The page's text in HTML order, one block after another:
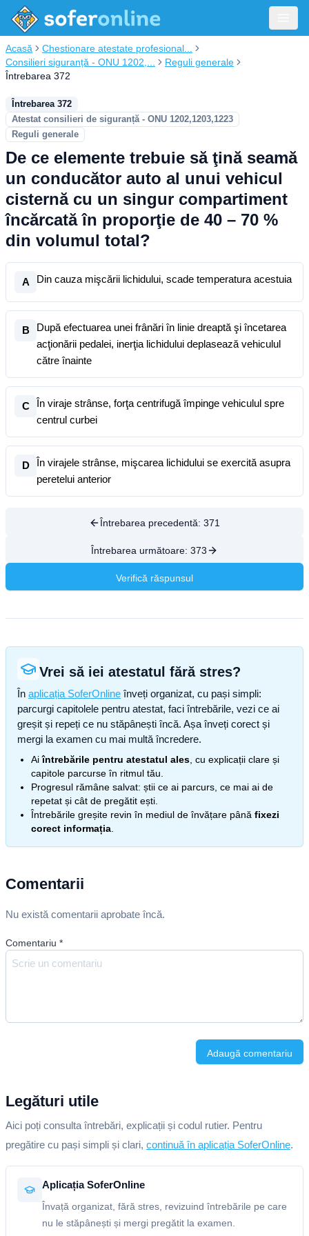
Acasă
Chestionare atestate profesional...
Consilieri siguranță - ONU 1202,...
Reguli generale
Întrebarea 372
Întrebarea 372
Atestat consilieri de siguranță - ONU 1202,1203,1223
Reguli generale
De ce elemente trebuie să ţină seamă
un conducător auto al unui vehicul
cisternă cu un singur compartiment
încărcată în proporţie de 40 – 70 %
din volumul total?
A Din cauza mişcării lichidului, scade temperatura acestuia
B
După efectuarea unei frânări în linie dreaptă şi încetarea
acţionării pedalei, inerţia lichidului deplasează vehiculul
către înainte
C
În viraje strânse, forţa centrifugă împinge vehiculul spre
centrul curbei
D
În virajele strânse, mişcarea lichidului se exercită asupra
peretelui anterior
Întrebarea precedentă: 371
Întrebarea următoare: 373
Verifică răspunsul
Vrei să iei atestatul fără stres?
În aplicația SoferOnline înveți organizat, cu pași simpli:
parcurgi capitolele pentru atestat, faci întrebările, vezi ce ai
greșit și repeți ce nu stăpânești încă. Așa înveți corect și
mergi la examen cu mai multă încredere.
Aiîntrebările pentru atestatul ales , cu explicații clare și
capitole parcurse în ritmul tău.
Progresul rămâne salvat: știi ce ai parcurs, ce mai ai de
repetat și cât de pregătit ești.
Întrebările greșite revin în mediul de învățare până fixezi
corect informația
Comentarii
Nu există comentarii aprobate încă.
Comentariu *
Adaugă comentariu
Legături utile
Aici poți consulta întrebări, explicații și codul rutier. Pentru
pregătire cu pași simpli și clari, continuă în aplicația SoferOnline.
Aplicația SoferOnline
Învață organizat, fără stres, revizuind întrebările pe care
nu le stăpânești și mergi pregătit la examen.